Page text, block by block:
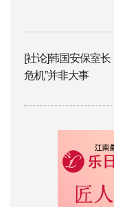
[社论]韩国安保室
危机”并非大事